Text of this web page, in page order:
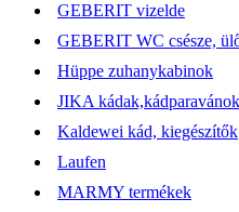
GEBERIT vizelde
GEBERIT WC csésze,
Hüppe zuhanykabinok
JIKA
Kaldewei kád, kiegészítők
Laufen
MARMY termékek